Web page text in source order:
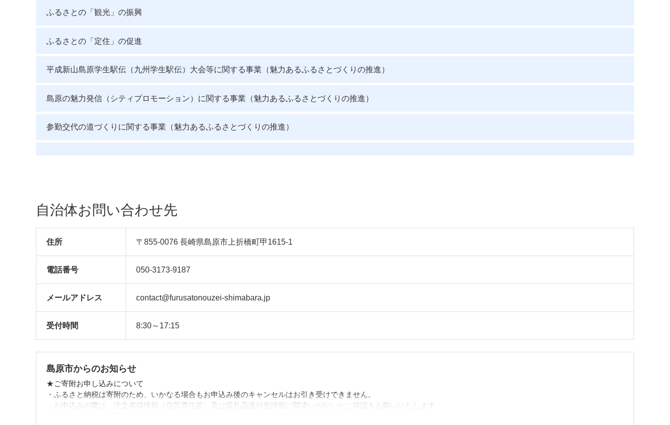
ふるさとの「観光」の振興
ふるさとの「定住」の促進
平成新山島原学生駅伝（九州学生駅伝）大会等に関する事業（魅力あるふるさとづくりの推進）
島原の魅力発信（シティプロモーション）に関する事業（魅力あるふるさとづくりの推進）
参勤交代の道づくりに関する事業（魅力あるふるさとづくりの推進）
自治体お問い合わせ先
住所 〒855-0076 長崎県島原市上折橋町甲1615-1
電話番号 050-3173-9187
メールアドレス contact@furusatonouzei-shimabara.jp
受付時間 8:30～17:15
島原市からのお知らせ
★ご寄附お申し込みについて
・ふるさと納税は寄附のため、いかなる場合もお申込み後のキャンセルはお引き受けできません。
・お申込みの際は、注文者様情報（住民票住所）及び返礼品送付先情報に間違いがないかご確認をお願いいたします。